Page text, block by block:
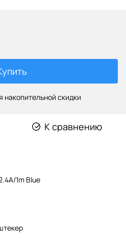
накопительной скидки
К сравнению
1m Blue